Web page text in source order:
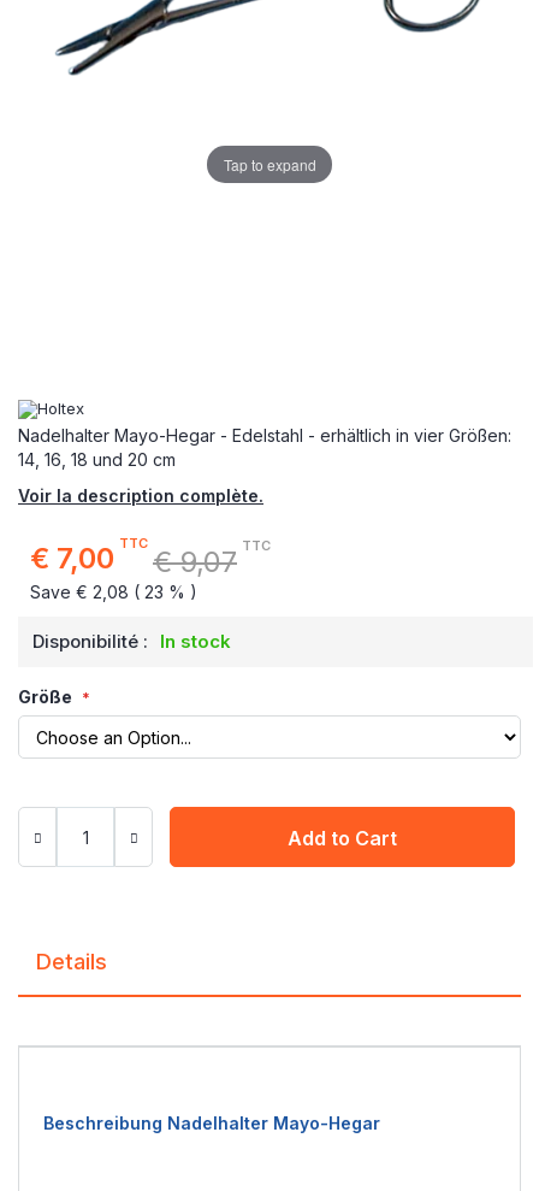
Nadelhalter Mayo-Hegar - Edelstahl - erhältlich in vier Größen:
14, 16, 18 und 20 cm
Voir la description complète.
Special
€ 7,00 TTC
€ 9,07 TTC
Save € 2,08 ( 23 % )
Disponibilité : In stock
Größe
Add to Cart
Tap to expand
Details
Beschreibung Nadelhalter Mayo-Hegar